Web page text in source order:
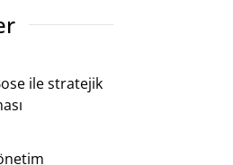
ile stratejik